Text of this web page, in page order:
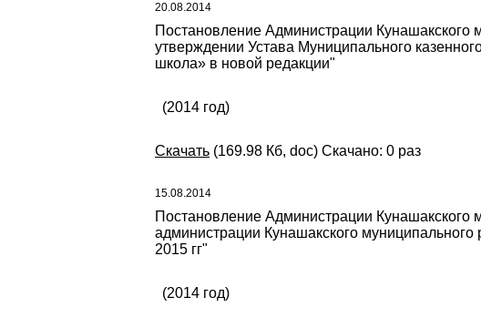
20.08.2014
Постановление Администрации
утверждении Устава Муниципального
школа» в новой редакции"
(2014 год)
Скачать (169.98 Кб, doc) Скачано: 0 раз
15.08.2014
Постановление Администрации
администрации Кунашакского
2015 гг"
(2014 год)